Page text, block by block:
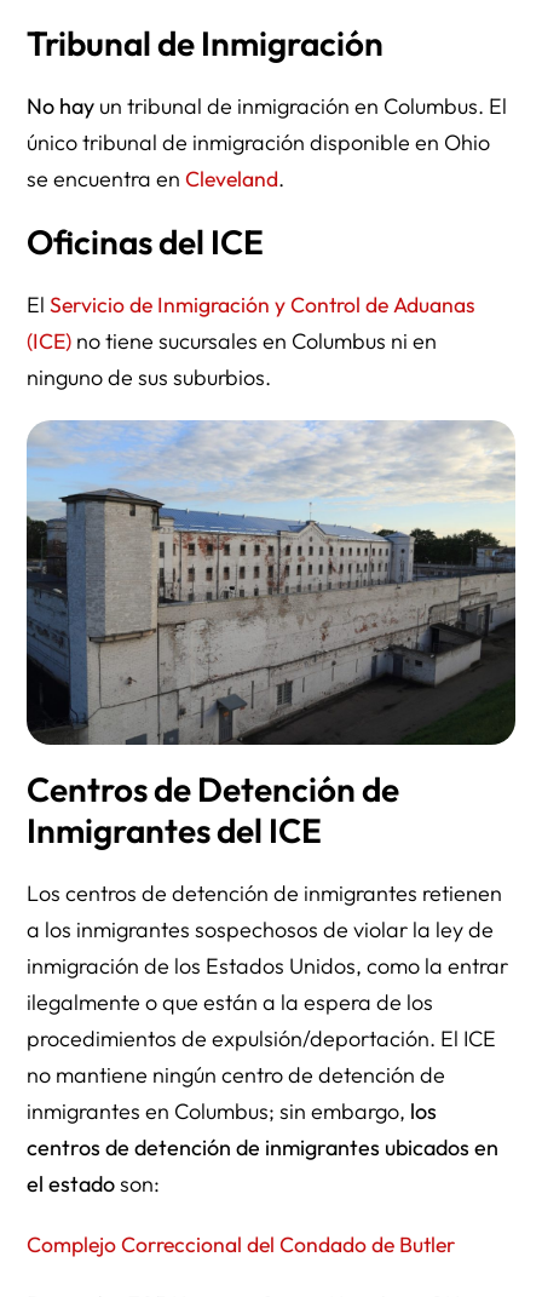
Tribunal de Inmigración
No hay un tribunal de inmigración en Columbus. El
único tribunal de inmigración disponible en Ohio
se encuentra enCleveland.
Oficinas del ICE
ElServicio de Inmigración y Control de Aduanas
(ICE) no tiene sucursales en Columbus ni en
ninguno de sus suburbios.
Centros de Detención de
Inmigrantes del ICE
Los centros de detención de inmigrantes retienen
a los inmigrantes sospechosos de violar la ley de
inmigración de los Estados Unidos, como la entrar
ilegalmente o que están a la espera de los
procedimientos de expulsión/deportación. El ICE
no mantiene ningún centro de detención de
inmigrantes en Columbus; sin embargo, los
centros de detención de inmigrantes ubicados en
el estadoson:
Complejo Correccional del Condado de Butler